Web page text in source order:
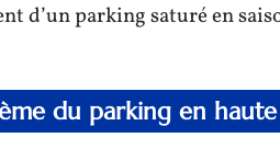
d’un parking saturé en
du parking en haute